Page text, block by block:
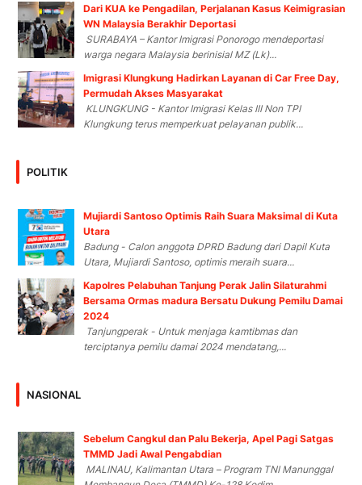
Dari KUA ke Pengadilan, Perjalanan Kasus Keimigrasian
WN Malaysia Berakhir Deportasi
SURABAYA – Kantor Imigrasi Ponorogo mendeportasi
warga negara Malaysia berinisial MZ (Lk)...
Imigrasi Klungkung Hadirkan Layanan di Car Free Day,
Permudah Akses Masyarakat
KLUNGKUNG - Kantor Imigrasi Kelas III Non TPI
Klungkung terus memperkuat pelayanan publik...
POLITIK
Mujiardi Santoso Optimis Raih Suara Maksimal di Kuta
Utara
Badung - Calon anggota DPRD Badung dari Dapil Kuta
Utara, Mujiardi Santoso, optimis meraih suara...
Kapolres Pelabuhan Tanjung Perak Jalin Silaturahmi
Bersama Ormas madura Bersatu Dukung Pemilu Damai
2024
Tanjungperak - Untuk menjaga kamtibmas dan
terciptanya pemilu damai 2024 mendatang,...
NASIONAL
Sebelum Cangkul dan Palu Bekerja, Apel Pagi Satgas
TMMD Jadi Awal Pengabdian
MALINAU, Kalimantan Utara – Program TNI Manunggal